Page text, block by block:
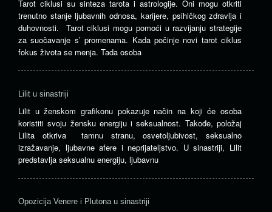
Tarot ciklusi su sinteza tarota i astrologije. Oni mogu otkriti
trenutno stanje ljubavnih odnosa, karijere, psihičkog zdravlja i
duhovnosti. Tarot ciklusi mogu pomoći u razvijanju strategije
za suočavanje s’ promenama. Kada počinje novi tarot ciklus
fokus života se menja. Tada osoba
Lilit u sinastriji
Lilit u ženskom grafikonu pokazuje način na koji će osoba
koristiti svoju žensku energiju i seksualnost. Takođe, položaj
Lilita otkriva tamnu stranu, osvetoljubivost, seksualno
izražavanje, ljubavne afere i neprijateljstvo. U sinastriji, Lilit
predstavlja seksualnu energiju, ljubavnu
Opozicija Venere i Plutona u sinastriji